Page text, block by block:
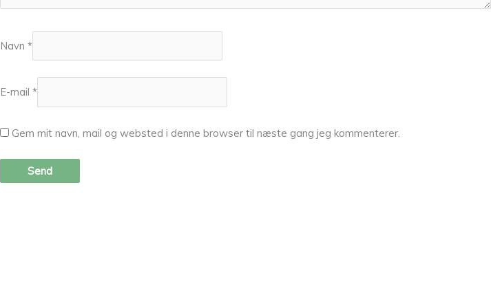
Navn *
E-mail *
Gem mit navn, mail og websted i denne browser til næste gang jeg kommenterer.